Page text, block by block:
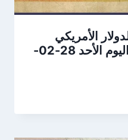
الأمريكي
وسلة العملات الأجنبية اليوم الأحد 28-02-